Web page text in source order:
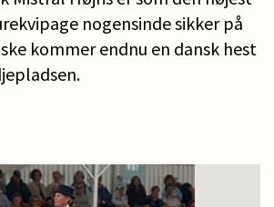
nogensinde sikker på
kommer endnu en dansk hest